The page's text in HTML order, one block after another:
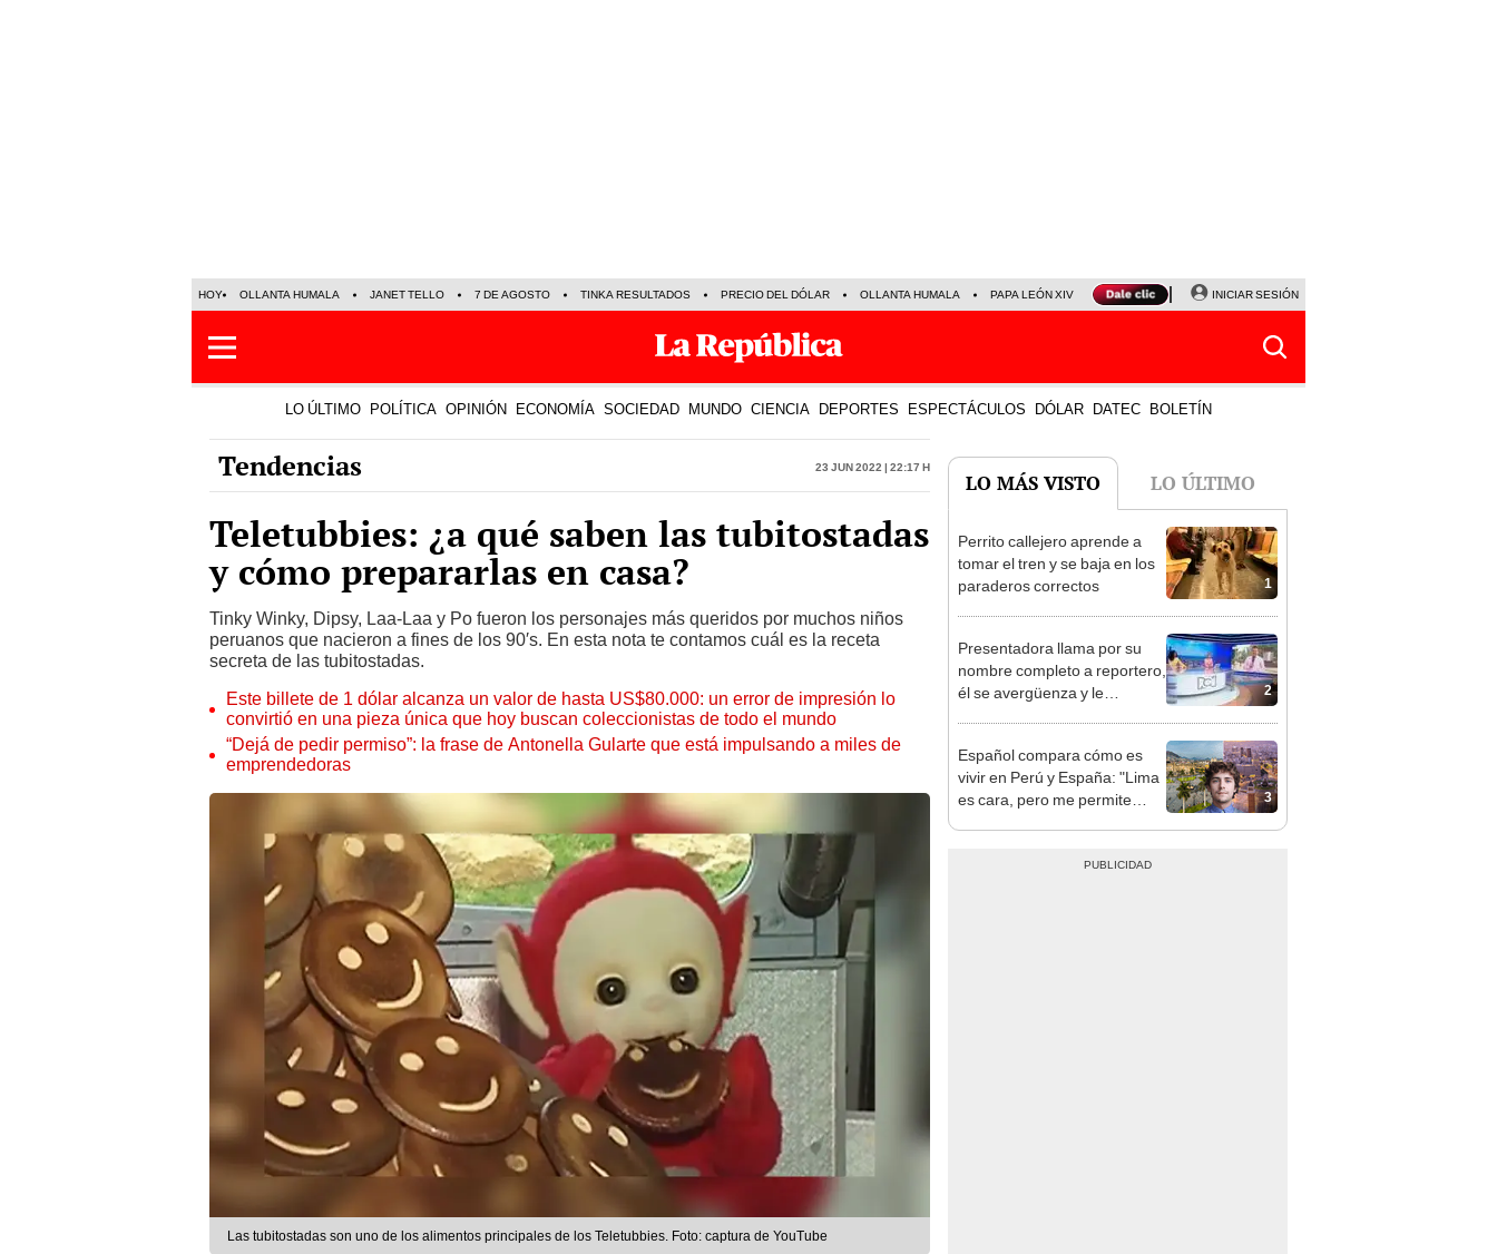
HOY OLLANTA HUMALA JANET TELLO 7 DE AGOSTO TINKA RESULTADOS PRECIO DEL DÓLAR OLLANTA HUMALA PAPA LEÓN XIV NALDY SALDAÑA LA BELLA LUZ
INICIAR SESIÓN
LO ÚLTIMO POLÍTICA OPINIÓN ECONOMÍA SOCIEDAD MUNDO CIENCIA DEPORTES ESPECTÁCULOS DÓLAR DATEC BOLETÍN
Tendencias 23 Jun 2022 | 22:17 h
Teletubbies: ¿a qué saben las tubitostadas
y cómo prepararlas en casa?
Tinky Winky, Dipsy, Laa-Laa y Po fueron los personajes más queridos por muchos niños
peruanos que nacieron a fines de los 90′s. En esta nota te contamos cuál es la receta
secreta de las tubitostadas.
Este billete de 1 dólar alcanza un valor de hasta US$80.000: un error de impresión lo
convirtió en una pieza única que hoy buscan coleccionistas de todo el mundo
“Dejá de pedir permiso”: la frase de Antonella Gularte que está impulsando a miles de
emprendedoras
Las tubitostadas son uno de los alimentos principales de los Teletubbies. Foto: captura de YouTube
LO MÁS VISTO LO ÚLTIMO
1
Perrito callejero aprende a
tomar el tren y se baja en los
paraderos correctos
2
Presentadora llama por su
nombre completo a reportero,
él se avergüenza y le
3
Español compara cómo es
vivir en Perú y España: "Lima
es cara, pero me permite